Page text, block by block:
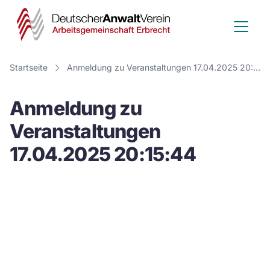
Deutscher
Anwalt
Verein
Startseite Anmeldung zu Veranstaltungen 17.04.2025 20:15:44
Anmeldung zu
Veranstaltungen
17.04.2025 20:15:44